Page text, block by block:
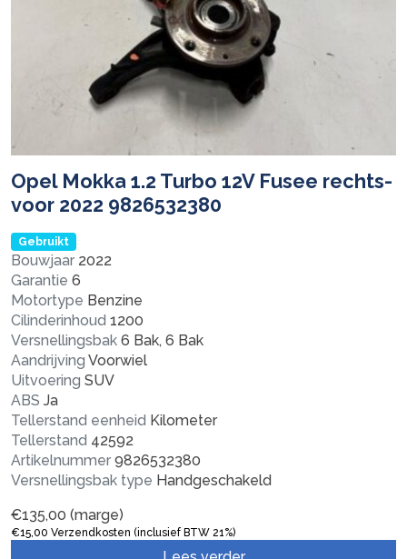
Opel Mokka 1.2 Turbo 12V Fusee rechts-
voor 2022 9826532380
Gebruikt
Bouwjaar 2022
Garantie 6
Motortype Benzine
Cilinderinhoud 1200
Versnellingsbak 6 Bak, 6 Bak
Aandrijving Voorwiel
Uitvoering SUV
ABS Ja
Tellerstand eenheid Kilometer
Tellerstand 42592
Artikelnummer 9826532380
Versnellingsbak type Handgeschakeld
€135,00 (marge)
€15,00 Verzendkosten (inclusief BTW 21%)